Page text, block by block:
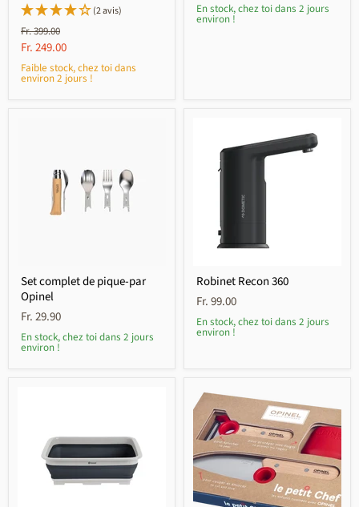
(2 avis)
Prix
initial
Fr. 399.00
Prix
actuel
Fr. 249.00
Faible stock, chez toi dans
environ 2 jours !
En stock, chez toi dans 2 jours
environ !
Set complet de pique-par
Opinel
Fr. 29.90
En stock, chez toi dans 2 jours
environ !
Robinet Recon 360
Fr. 99.00
En stock, chez toi dans 2 jours
environ !